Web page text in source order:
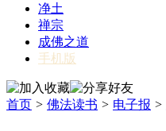
净土
禅宗
成佛之道
手机版
首页 > 佛法读书 > 电子报 >